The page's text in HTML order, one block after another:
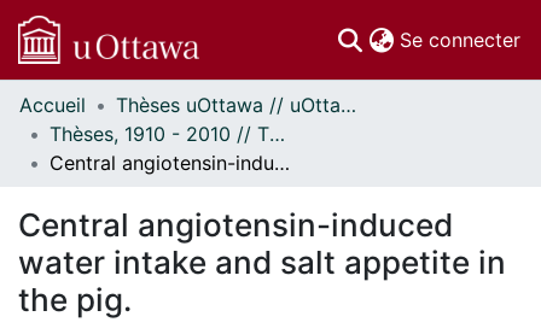
Se connecter
Communautés
et collections
Parcourir
À propos
Accueil
Thèses uOttawa // uOttawa Theses
Thèses, 1910 - 2010 // Theses, 1910 - 2010
Central angiotensin-induced water intake and salt appetite in the pig.
Central angiotensin-induced
water intake and salt appetite in
the pig.